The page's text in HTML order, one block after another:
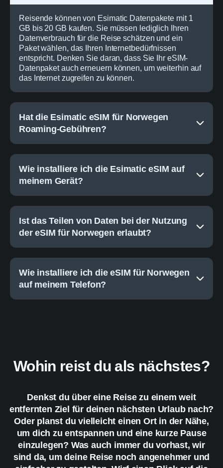
Reisende können von Esimatic Datenpakete mit 1
GB bis 20 GB kaufen. Sie müssen lediglich Ihren
Datenverbrauch für die Reise schätzen und ein
Paket wählen, das Ihren Internetbedürfnissen
entspricht. Denken Sie daran, dass Sie Ihr eSIM-
Datenpaket auch erneuern können, um weiterhin auf
das Internet zugreifen zu können.
Hat die Esimatic eSIM für Norwegen
Roaming-Gebühren?
Wie installiere ich die Esimatic eSIM auf
meinem Gerät?
Ist das Teilen von Daten bei der Nutzung
der eSIM für Norwegen erlaubt?
Wie installiere ich die eSIM für Norwegen
auf meinem Telefon?
Wohin reist du als nächstes?
Denkst du über eine Reise zu einem weit
entfernten Ziel für deinen nächsten Urlaub nach?
Oder planst du vielleicht einen Ort in der Nähe,
um dich zu entspannen und eine kurze Pause
einzulegen? Was auch immer du vorhast, wir
sind da, um deine Reise noch angenehmer und